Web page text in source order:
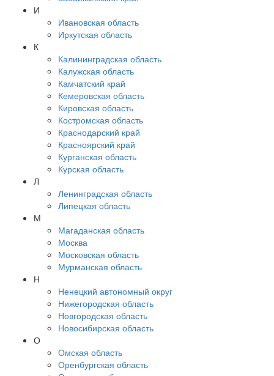
И
Ивановская область
Иркутская область
К
Калининградская область
Калужская область
Камчатский край
Кемеровская область
Кировская область
Костромская область
Краснодарский край
Красноярский край
Курганская область
Курская область
Л
Ленинградская область
Липецкая область
М
Магаданская область
Москва
Московская область
Мурманская область
Н
Ненецкий автономный округ
Нижегородская область
Новгородская область
Новосибирская область
О
Омская область
Оренбургская область